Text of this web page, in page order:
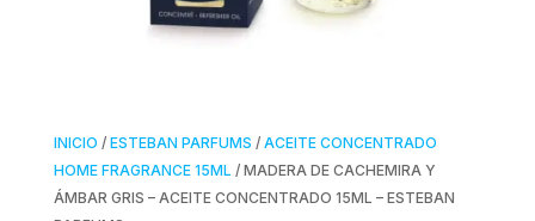
INICIO / ESTEBAN PARFUMS / ACEITE CONCENTRADO
HOME FRAGRANCE 15ML / MADERA DE CACHEMIRA Y
ÁMBAR GRIS – ACEITE CONCENTRADO 15ML – ESTEBAN